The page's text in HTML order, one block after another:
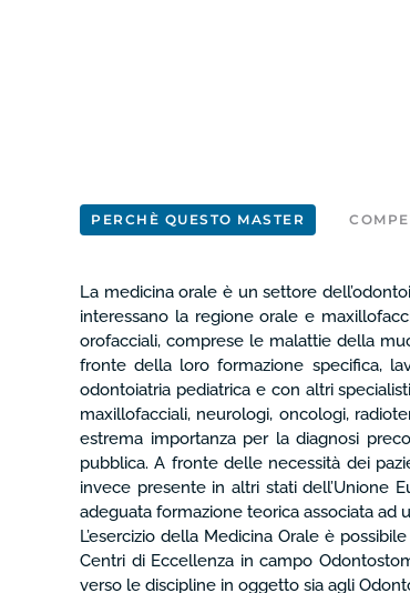
PERCHÈ QUESTO MASTER
La medicina orale è un settore
interessano la regione orale e
orofacciali, comprese le malattie della
fronte della loro formazione specifica,
odontoiatria pediatrica e con altri
maxillofacciali, neurologi, oncologi,
estrema importanza per la diagnosi
pubblica. A fronte delle necessità dei
invece presente in altri stati dell’Unione
adeguata formazione teorica associata ad
L’esercizio della Medicina Orale è
Centri di Eccellenza in campo
verso le discipline in oggetto sia agli